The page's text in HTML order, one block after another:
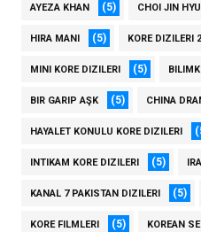
AYEZA KHAN (5) CHOI JIN
HIRA MANI (5) KORE DIZILERI
MINI KORE DIZILERI (5)
BIR GARIP AŞK (5) CHINA
HAYALET KONULU KORE DIZILERI
INTIKAM KORE DIZILERI (5)
KANAL 7 PAKISTAN DIZILERI (5)
KORE FILMLERI (5) KOREAN